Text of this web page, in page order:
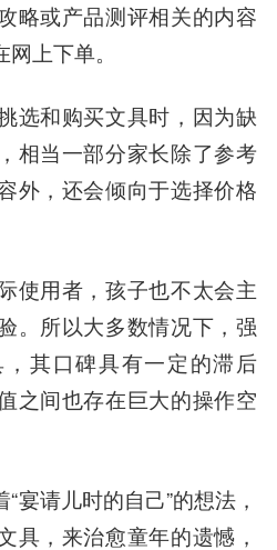
略或产品测评相关的内容
上下单。
选和购买文具时，因为缺
相当一部分家长除了参考
外，还会倾向于选择价格
使用者，孩子也不太会主
。所以大多数情况下，强
其口碑具有一定的滞后
之间也存在巨大的操作空
宴请儿时的自己”的想法，
具，来治愈童年的遗憾，